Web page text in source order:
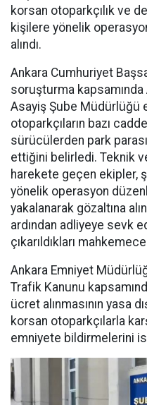
korsan otoparkçılık ve
kişilere yönelik
alındı.
Ankara Cumhuriyet
soruşturma
Asayiş Şube Müdürlüğü
otoparkçıların bazı
sürücülerden park
ettiğini belirledi. Teknik
harekete geçen ekipler,
yönelik operasyon
yakalanarak gözaltına
ardından adliyeye sevk
çıkarıldıkları
Ankara Emniyet
Trafik Kanunu
ücret alınmasının yasa
korsan otoparkçılarla
emniyete bildirmelerini